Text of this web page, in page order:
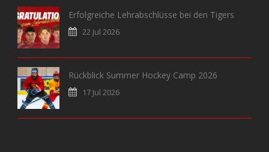
Erfolgreiche Lehrabschlüsse bei den Tigers
22 Jul 2026
Rückblick Summer Hockey Camp 2026
17 Jul 2026